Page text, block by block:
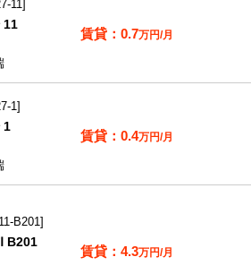
11
11
0.7万円/月
1
1
0.4万円/月
B201
B201
4.3万円/月